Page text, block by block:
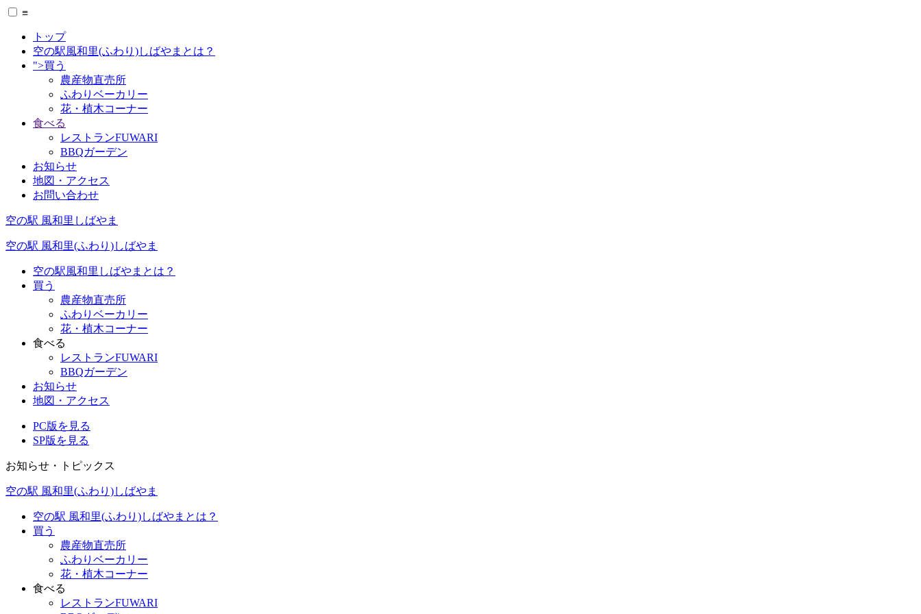
≡
トップ
空の駅風和里(ふわり)しばやまとは？
">買う
農産物直売所
ふわりベーカリー
花・植木コーナー
食べる
レストランFUWARI
BBQガーデン
お知らせ
地図・アクセス
お問い合わせ
空の駅 風和里しばやま
空の駅 風和里(ふわり)しばやま
空の駅風和里しばやまとは？
買う
農産物直売所
ふわりベーカリー
花・植木コーナー
食べる
レストランFUWARI
BBQガーデン
お知らせ
地図・アクセス
PC版を見る
SP版を見る
お知らせ・トピックス
空の駅 風和里(ふわり)しばやま
空の駅 風和里(ふわり)しばやまとは？
買う
農産物直売所
ふわりベーカリー
花・植木コーナー
食べる
レストランFUWARI